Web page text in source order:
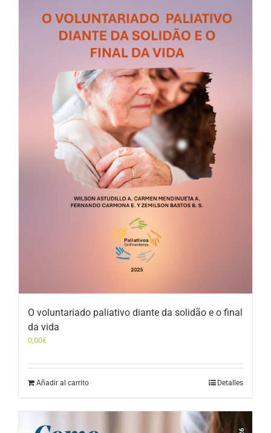
O voluntariado paliativo diante da solidão e o final
da vida
0,00€
Añadir al carrito Detalles